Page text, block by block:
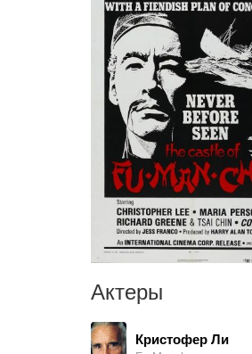
Актеры
Кристофер Ли